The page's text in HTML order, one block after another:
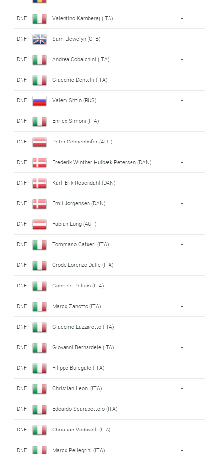
DNF Valentino Kamberaj (ITA) -
DNF Sam Llewelyn (G-B) -
DNF Andrea Cobalchini (ITA) -
DNF Giacomo Dentelli (ITA) -
DNF Valery Shtin (RUS) -
DNF Enrico Simoni (ITA) -
DNF Peter Ochsenhofer (AUT) -
DNF Frederik Winther Hulbæk Petersen (DAN) -
DNF Karl-Erik Rosendahl (DAN) -
DNF Emil Jørgensen (DAN) -
DNF Fabian Lung (AUT) -
DNF Tommaso Cafueri (ITA) -
DNF Crode Lorenzo Dalle (ITA) -
DNF Gabriele Peluso (ITA) -
DNF Marco Zanotto (ITA) -
DNF Giacomo Lazzarotto (ITA) -
DNF Giovanni Bernardele (ITA) -
DNF Filippo Bulegato (ITA) -
DNF Christian Leoni (ITA) -
DNF Edoardo Scarabottolo (ITA) -
DNF Christian Vedovelli (ITA) -
DNF Marco Pellegrini (ITA) -